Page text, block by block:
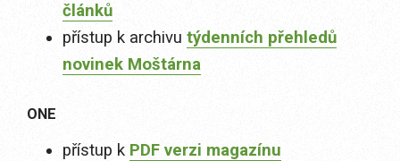
článků
přístup k archivu týdenních přehledů
novinek Moštárna
ONE
přístup k PDF verzi magazínu